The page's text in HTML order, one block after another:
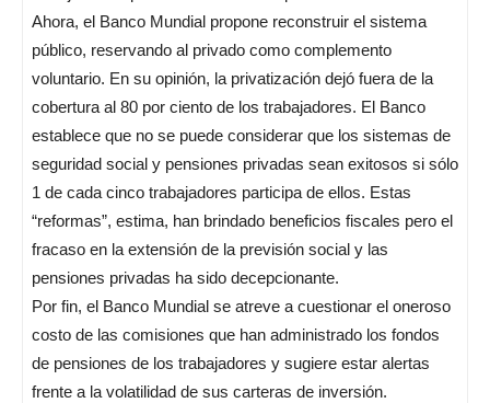
Ahora, el Banco Mundial propone reconstruir el sistema
público, reservando al privado como complemento
voluntario. En su opinión, la privatización dejó fuera de la
cobertura al 80 por ciento de los trabajadores. El Banco
establece que no se puede considerar que los sistemas de
seguridad social y pensiones privadas sean exitosos si sólo
1 de cada cinco trabajadores participa de ellos. Estas
“reformas”, estima, han brindado beneficios fiscales pero el
fracaso en la extensión de la previsión social y las
pensiones privadas ha sido decepcionante.
Por fin, el Banco Mundial se atreve a cuestionar el oneroso
costo de las comisiones que han administrado los fondos
de pensiones de los trabajadores y sugiere estar alertas
frente a la volatilidad de sus carteras de inversión.